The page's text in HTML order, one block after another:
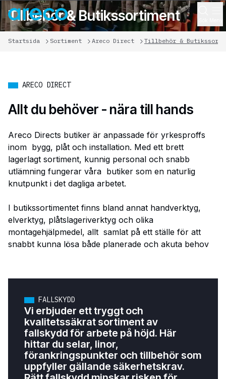
Tillbehör & Butikssortiment
Startsida Sortiment Areco Direct Tillbehör &
ARECO DIRECT
Allt du behöver - nära till hands
Areco Directs butiker är anpassade för yrkesproffs
inom bygg, plåt och installation. Med ett brett
lagerlagt sortiment, kunnig personal och snabb
utlämning fungerar våra butiker som en naturlig
knutpunkt i det dagliga arbetet.
I butikssortimentet finns bland annat handverktyg,
elverktyg, plåtslageriverktyg och olika
montagehjälpmedel, allt samlat på ett ställe för att
snabbt kunna lösa både planerade och akuta behov
FALLSKYDD
Vi erbjuder ett tryggt och
kvalitetssäkrat sortiment av
fallskydd för arbete på höjd. Här
hittar du selar, linor,
förankringspunkter och tillbehör som
uppfyller gällande säkerhetskrav.